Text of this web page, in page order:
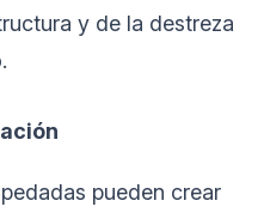
y de la destreza
pueden crear